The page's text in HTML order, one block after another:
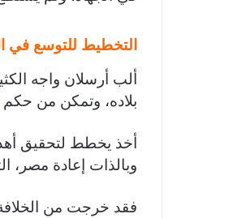
التخطيط للتوسع في
ألب أرسلان واجه
بلاده، وتمكن من حكم
أخذ يخطط لتحقيق
وبالذات إعادة مصر،
فقد خرجت من الخلافة